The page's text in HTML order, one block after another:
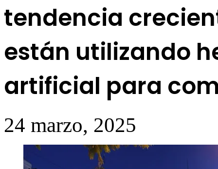
tendencia
están utilizando
artificial para
24 marzo, 2025